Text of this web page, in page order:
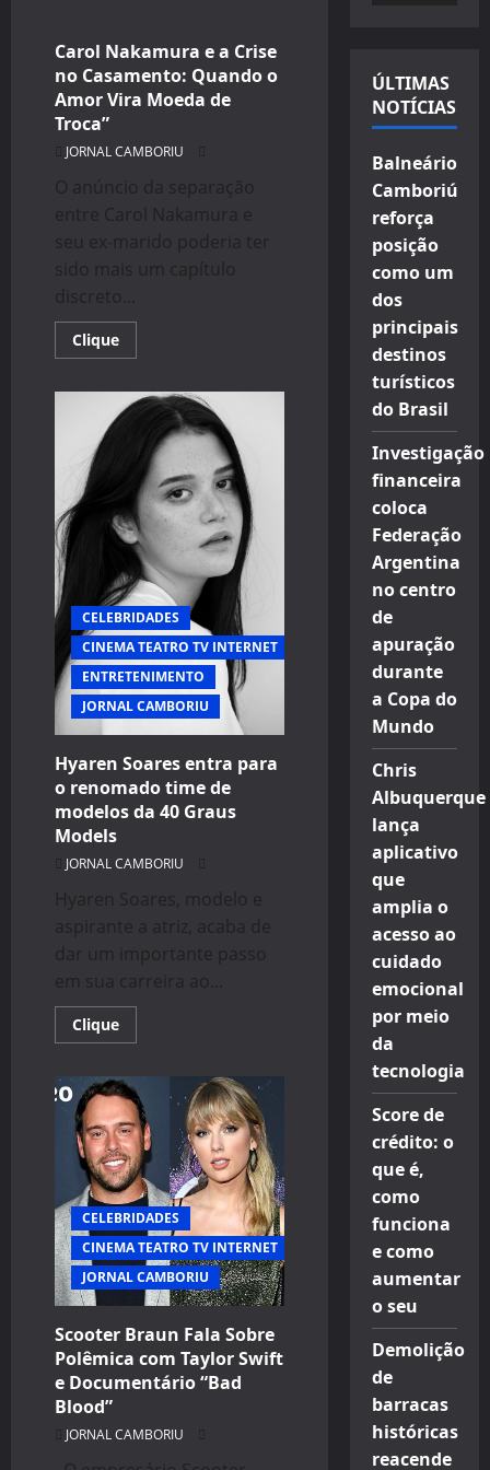
Corvette
com
Dívida
de
R$
é
em
Balneário
Camboriú
Carol Nakamura e a Crise
no Casamento: Quando o
Amor Vira Moeda de
Troca”
JORNAL CAMBORIU
O anúncio da separação
entre Carol Nakamura e
seu ex-marido poderia ter
sido mais um capítulo
discreto...
CliqueRead
more
Nakamura
e
Crise
Casamento:
Quando
o
Amor
Vira
Moeda
de
Troca”
CELEBRIDADES
CINEMA TEATRO TV INTERNET
ENTRETENIMENTO
JORNAL CAMBORIU
Hyaren Soares entra para
o renomado time de
modelos da 40 Graus
Models
JORNAL CAMBORIU
Hyaren Soares, modelo e
aspirante a atriz, acaba de
dar um importante passo
em sua carreira ao...
CliqueRead
more
Soares
entra
para
o
renomado
time
de
modelos
da
40
Graus
Models
CELEBRIDADES
CINEMA TEATRO TV INTERNET
JORNAL CAMBORIU
Scooter Braun Fala Sobre
Polêmica com Taylor Swift
e Documentário “Bad
Blood”
JORNAL CAMBORIU
ÚLTIMAS
NOTÍCIAS
Balneário
Camboriú
reforça
posição
como um
dos
principais
destinos
turísticos
do Brasil
Investigação
financeira
coloca
Federação
Argentina
no centro
de
apuração
durante
a Copa do
Mundo
Chris
Albuquerque
lança
aplicativo
que
amplia o
acesso ao
cuidado
emocional
por meio
da
tecnologia
Score de
crédito: o
que é,
como
funciona
e como
aumentar
o seu
Demolição
de
barracas
históricas
reacende